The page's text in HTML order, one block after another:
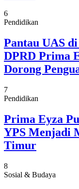
6
Pendidikan
Pantau UAS
DPRD Prima
Dorong
7
Pendidikan
Prima Eyza
YPS Menjadi
Timur
8
Sosial & Budaya